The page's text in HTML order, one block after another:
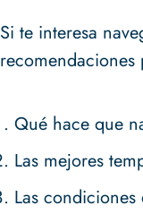
Si te interesa
Qué hace que
Las mejores
Las